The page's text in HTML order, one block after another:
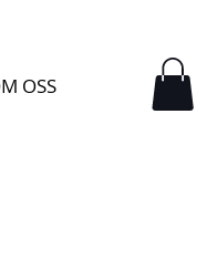
OSS